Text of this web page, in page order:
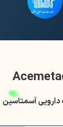
دارویی آسمتاسین